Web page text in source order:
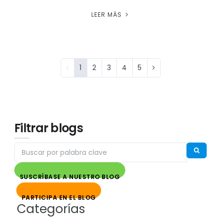
LEER MÁS
1 2 3 4 5
Filtrar blogs
SUSCRÍBASE A NUESTRO BLOG
PARTICIPA EN EL BLOG
Categorías